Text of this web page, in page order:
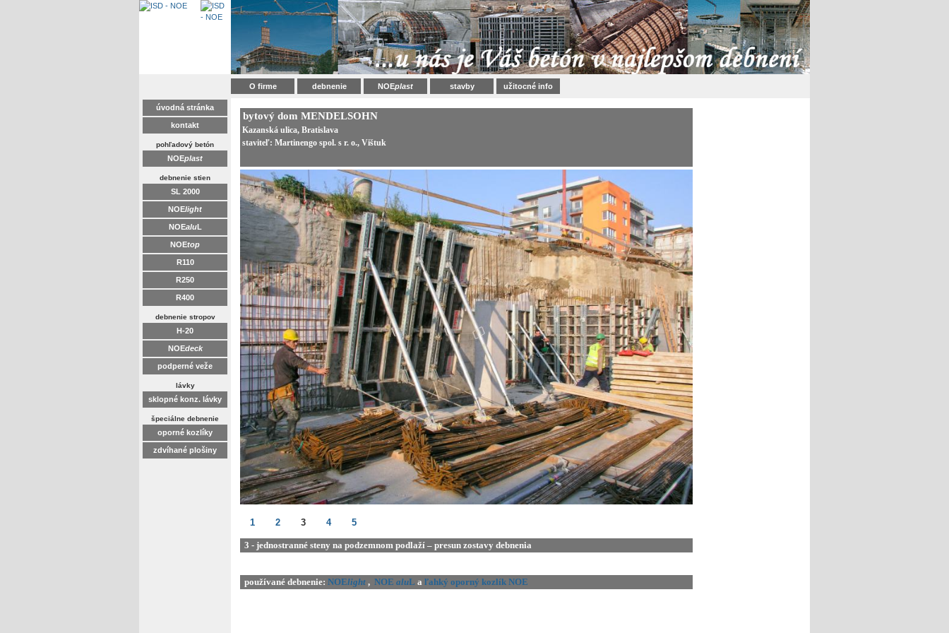
O firme debnenie NOEplast stavby užitocné info
úvodná stránka
kontakt
pohľadový betón
NOEplast
debnenie stien
SL 2000
NOElight
NOEaluL
NOEtop
R110
R250
R400
debnenie stropov
H-20
NOEdeck
podperné veže
lávky
sklopné konz. lávky
špeciálne debnenie
oporné kozlíky
zdvíhané plošiny
bytový dom MENDELSOHN
Kazanská ulica, Bratislava
staviteľ: Martinengo spol. s r. o., Vištuk
1 2 3 4 5
3 - jednostranné steny na podzemnom podlaží – presun zostavy debnenia
používané debnenie: NOElight , NOE aluL a ľahký oporný kozlík NOE